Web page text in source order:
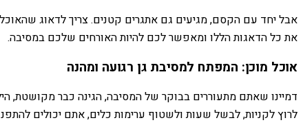
אבל יחד עם הקסם, מגיעים גם אתגרים קטנים. צריך לדאוג
את כל הדאגות הללו ומאפשר לכם להיות האורחים שלכם במסיבה.
אוכל מוכן: המפתח למסיבת גן רגועה ומהנה
דמיינו שאתם מתעוררים בבוקר של המסיבה, הגינה כבר מקושטת,
לרוץ לקניות, לבשל שעות ולשטוף ערימות כלים, אתם יכולים